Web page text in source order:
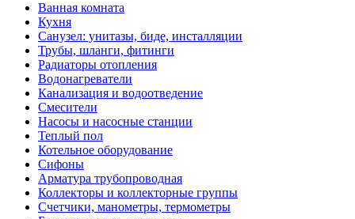
Ванная комната
Кухня
Санузел: унитазы, биде, инсталляции
Трубы, шланги, фитинги
Радиаторы отопления
Водонагреватели
Канализация и водоотведение
Смесители
Насосы и насосные станции
Теплый пол
Котельное оборудование
Сифоны
Арматура трубопроводная
Коллекторы и коллекторные группы
Счетчики, манометры, термометры